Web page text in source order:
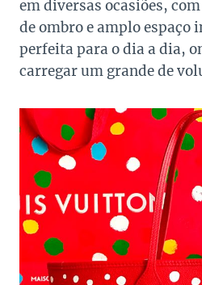
em diversas ocasiões,
de ombro e amplo espaço
perfeita para o dia a dia,
carregar um grande de